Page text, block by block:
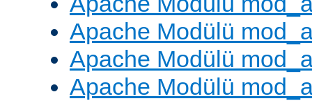
Apache Modülü
Apache Modülü
Apache Modülü